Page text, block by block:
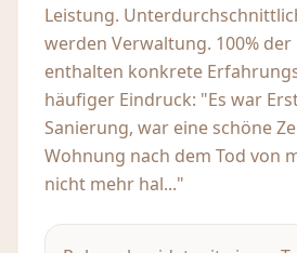
Leistung.
werden Verwaltung. 100%
enthalten konkrete
häufiger Eindruck: "Es war
Sanierung, war eine schöne
Wohnung nach dem Tod von
nicht mehr hal..."